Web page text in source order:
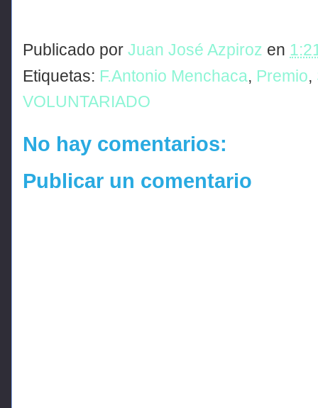
Publicado por Juan José Azpiroz en
Etiquetas: F.Antonio Menchaca, Premio,
VOLUNTARIADO
No hay comentarios:
Publicar un comentario